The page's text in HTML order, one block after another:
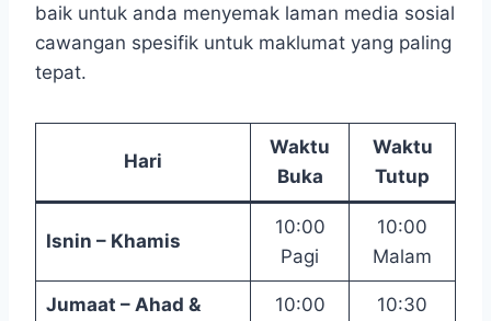
baik untuk anda menyemak laman media sosial
cawangan spesifik untuk maklumat yang paling
tepat.
Hari
Waktu
Buka
Waktu
Tutup
Isnin – Khamis
10:00
Pagi
10:00
Malam
Jumaat – Ahad &
10:00
10:30